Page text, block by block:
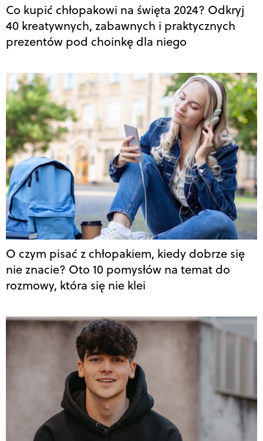
Co kupić chłopakowi na święta 2024? Odkryj
40 kreatywnych, zabawnych i praktycznych
prezentów pod choinkę dla niego
O czym pisać z chłopakiem, kiedy dobrze się
nie znacie? Oto 10 pomysłów na temat do
rozmowy, która się nie klei